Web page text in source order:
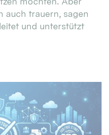
auch trauern, sagen
und unterstützt